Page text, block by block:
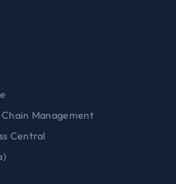
Chain Management
Central